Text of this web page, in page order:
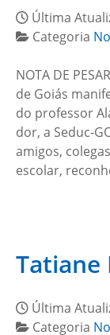
Última
Categoria
NOTA DE
de Goiás
do professor
dor, a Seduc-
amigos,
escolar,
Tatiane
Última
Categoria